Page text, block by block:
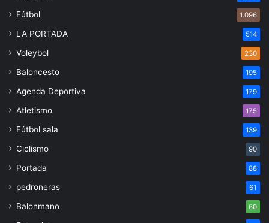
Fútbol 1.096
LA PORTADA 514
Voleybol 230
Baloncesto 195
Agenda Deportiva 179
Atletismo 175
Fútbol sala 139
Ciclismo 90
Portada 88
pedroneras 61
Balonmano 60